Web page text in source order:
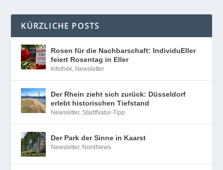
KÜRZLICHE POSTS
Rosen für die Nachbarschaft: IndividuEller
feiert Rosentag in Eller
Infothek, Newsletter
Der Rhein zieht sich zurück: Düsseldorf
erlebt historischen Tiefstand
Newsletter,StadtNatur-Tipp
Der Park der Sinne in Kaarst
Newsletter, NordNews